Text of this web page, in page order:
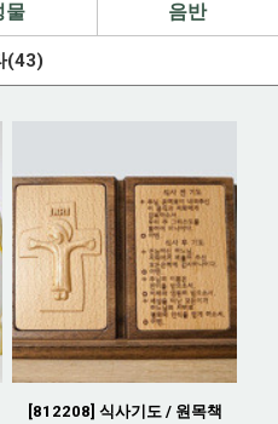
물 음반
(43)
[812208] 식사기도 / 원목책